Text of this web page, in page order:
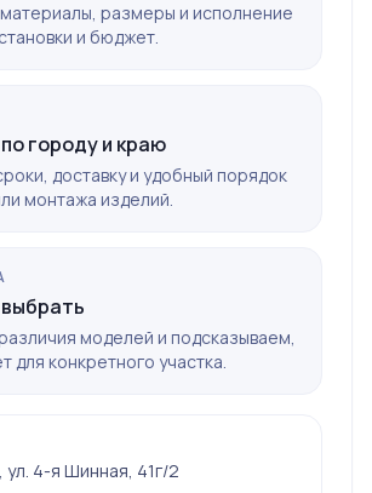
размеры и исполнение
и бюджет.
городу и краю
доставку и удобный порядок
монтажа изделий.
моделей и подсказываем,
для конкретного участка.
ул. 4-я Шинная, 41г/2